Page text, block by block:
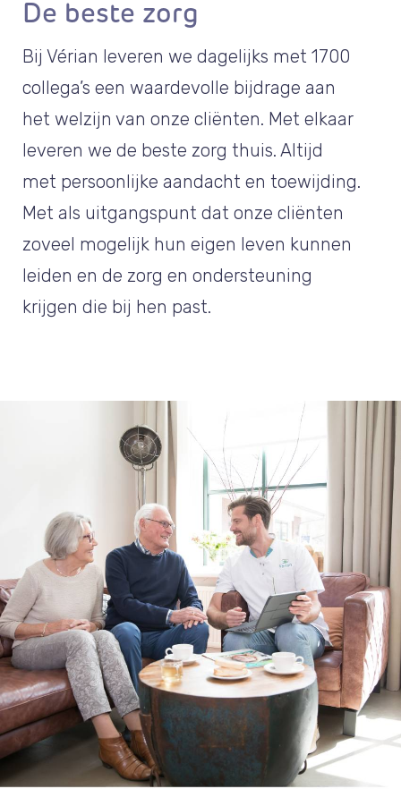
De beste zorg
Bij Vérian leveren we dagelijks met 1700
collega’s een waardevolle bijdrage aan
het welzijn van onze cliënten. Met elkaar
leveren we de beste zorg thuis. Altijd
met persoonlijke aandacht en toewijding.
Met als uitgangspunt dat onze cliënten
zoveel mogelijk hun eigen leven kunnen
leiden en de zorg en ondersteuning
krijgen die bij hen past.